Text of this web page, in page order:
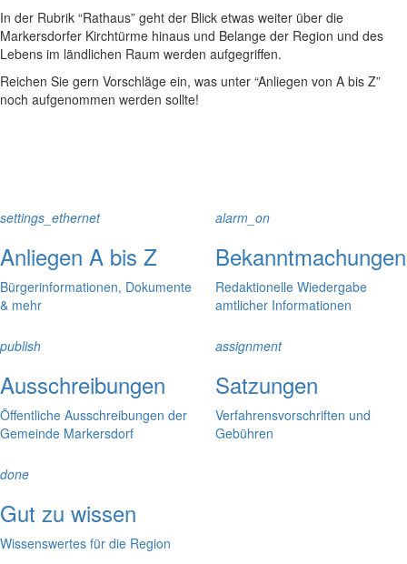
In der Rubrik “Rathaus” geht der Blick etwas weiter über die
Markersdorfer Kirchtürme hinaus und Belange der Region und des
Lebens im ländlichen Raum werden aufgegriffen.
Reichen Sie gern Vorschläge ein, was unter “Anliegen von A bis Z”
noch aufgenommen werden sollte!
settings_ethernet
Anliegen A bis Z
Bürgerinformationen, Dokumente
& mehr
alarm_on
Bekanntmachungen
Redaktionelle Wiedergabe
amtlicher Informationen
publish
Ausschreibungen
Öffentliche Ausschreibungen der
Gemeinde Markersdorf
assignment
Satzungen
Verfahrensvorschriften und
Gebühren
done
Gut zu wissen
Wissenswertes für die Region